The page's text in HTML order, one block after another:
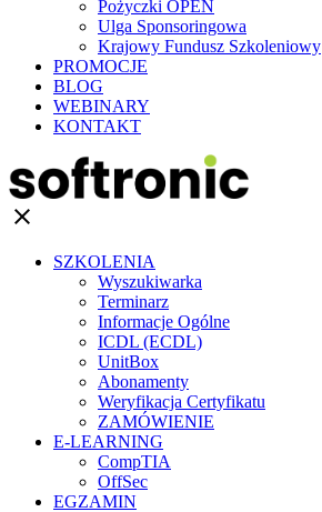
Pożyczki OPEN
Ulga Sponsoringowa
Krajowy Fundusz Szkoleniowy
PROMOCJE
BLOG
WEBINARY
KONTAKT
clear
SZKOLENIA
Wyszukiwarka
Terminarz
Informacje Ogólne
ICDL (ECDL)
UnitBox
Abonamenty
Weryfikacja Certyfikatu
ZAMÓWIENIE
E-LEARNING
CompTIA
OffSec
EGZAMIN